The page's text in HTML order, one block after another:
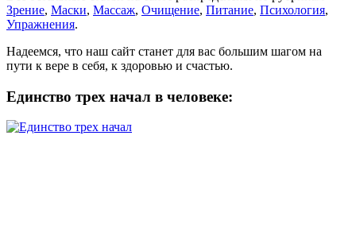
Зрение, Маски, Массаж, Очищение, Питание, Психология,
Упражнения.
Надеемся, что наш сайт станет для вас большим шагом на
пути к вере в себя, к здоровью и счастью.
Единство трех начал в человеке: